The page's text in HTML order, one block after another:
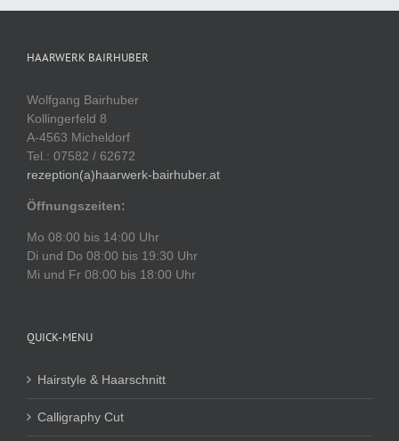
HAARWERK BAIRHUBER
Wolfgang Bairhuber
Kollingerfeld 8
A-4563 Micheldorf
Tel.: 07582 / 62672
rezeption(a)haarwerk-bairhuber.at
Öffnungszeiten:
Mo 08:00 bis 14:00 Uhr
Di und Do 08:00 bis 19:30 Uhr
Mi und Fr 08:00 bis 18:00 Uhr
QUICK-MENU
Hairstyle & Haarschnitt
Calligraphy Cut